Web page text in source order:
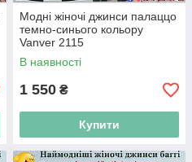
Модні жіночі джинси палаццо
темно-синього кольору
Vanver 2115
В наявності
1 550 ₴
Купити